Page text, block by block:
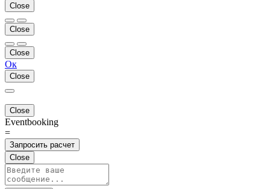
Close
Close
Close
Ок
Close
Close
Eventbooking
=
Запросить расчет
Close